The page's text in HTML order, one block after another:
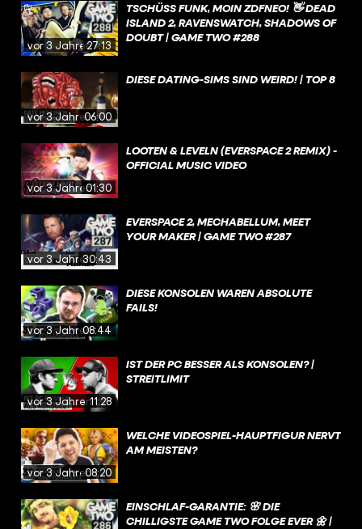
vor 3 Jahren27:13
TSCHÜSS FUNK, MOIN ZDFNEO! 👋 DEAD
ISLAND 2, RAVENSWATCH, SHADOWS OF
DOUBT | GAME TWO #288
vor 3 Jahren06:00
DIESE DATING-SIMS SIND WEIRD! | TOP 8
vor 3 Jahren01:30
LOOTEN & LEVELN (EVERSPACE 2 REMIX) -
OFFICIAL MUSIC VIDEO
vor 3 Jahren30:43
EVERSPACE 2, MECHABELLUM, MEET
YOUR MAKER | GAME TWO #287
vor 3 Jahren08:44
DIESE KONSOLEN WAREN ABSOLUTE
FAILS!
vor 3 Jahren11:28
IST DER PC BESSER ALS KONSOLEN? |
STREITLIMIT
vor 3 Jahren08:20
WELCHE VIDEOSPIEL-HAUPTFIGUR NERVT
AM MEISTEN?
EINSCHLAF-GARANTIE: 🌸 DIE
CHILLIGSTE GAME TWO FOLGE EVER 🌼 |